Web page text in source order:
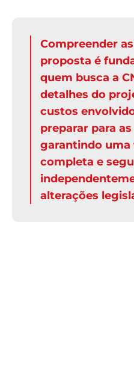
Compreender
proposta é
quem busca a
detalhes do
custos
preparar para
garantindo uma
completa e
alterações